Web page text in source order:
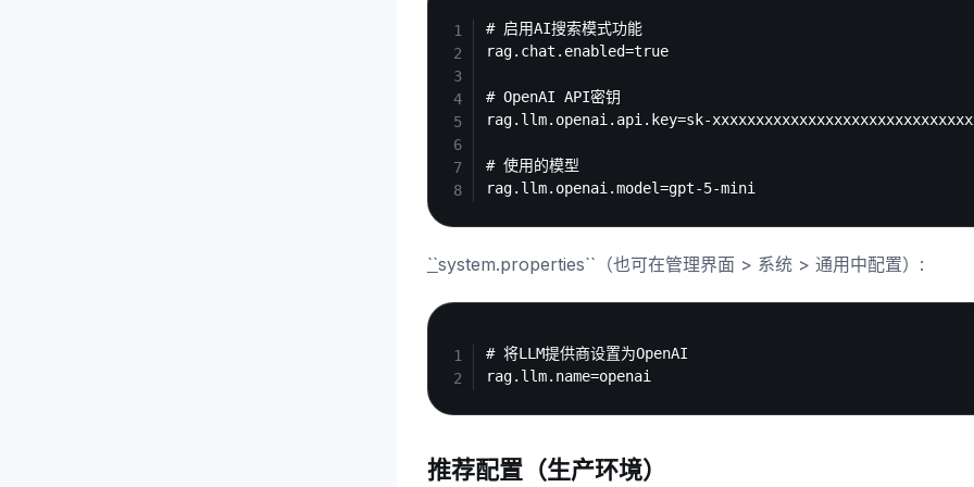
# 启用AI搜索模式功能
rag.chat.enabled=true
# OpenAI API密钥
rag.llm.openai.api.key=sk-
# 使用的模型
``system.properties``（也可在管理界面 > 系统 > 通用中配置）:
# 将LLM提供商设置为OpenAI
推荐配置（生产环境）